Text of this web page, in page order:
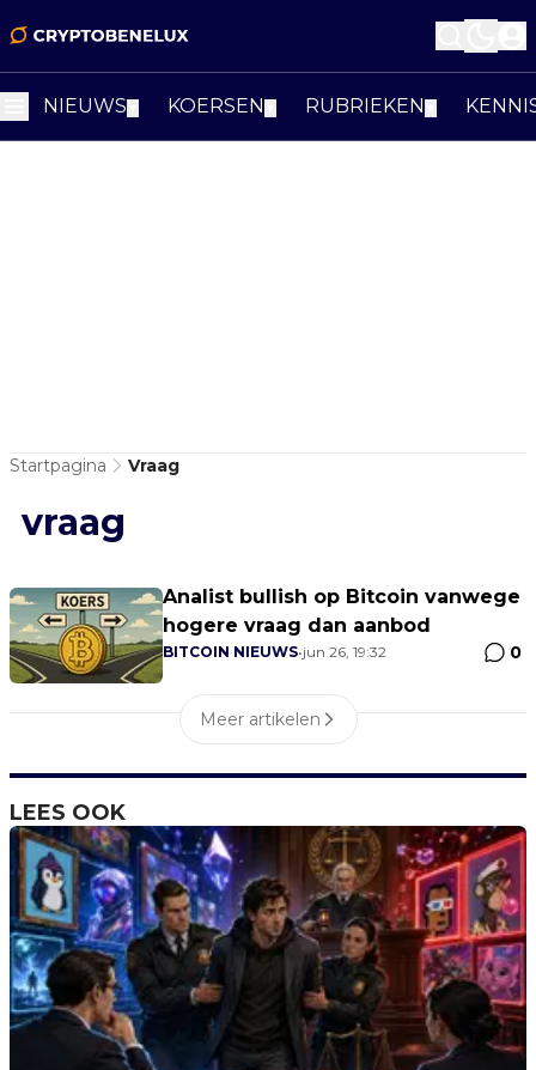
NIEUWS KOERSEN RUBRIEKEN
Startpagina Vraag
vraag
Analist bullish op Bitcoin vanwege
hogere vraag dan aanbod
BITCOIN NIEUWS•jun 26, 19:32 0
Meer artikelen
LEES OOK